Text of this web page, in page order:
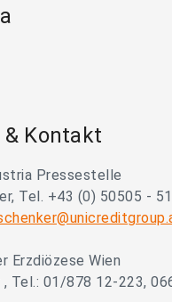
Kontakt
Pressestelle
Tel. +43 (0) 50505 -
Erzdiözese Wien
, Tel.: 01/878 12-223,